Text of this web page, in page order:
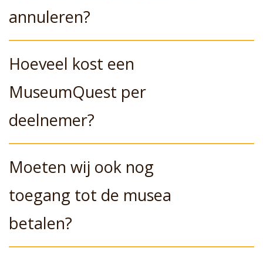
annuleren?
Hoeveel kost een
MuseumQuest per
deelnemer?
Moeten wij ook nog
toegang tot de musea
betalen?